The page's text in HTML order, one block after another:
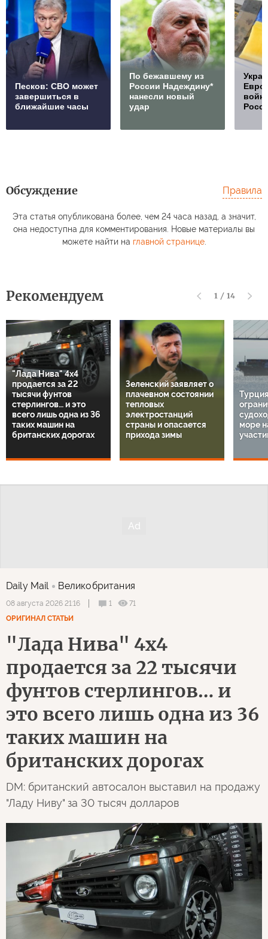
Песков: СВО может
завершиться в
ближайшие часы
По бежавшему из
России Надеждину*
нанесли новый
удар
Обсуждение Правила
Эта статья опубликована более, чем 24 часа назад, а значит,
она недоступна для комментирования. Новые материалы вы
можете найти на главной странице.
Рекомендуем 1 / 14
"Лада Нива" 4х4
продается за 22
тысячи фунтов
стерлингов… и это
всего лишь одна из 36
таких машин на
британских дорогах
Зеленский заявляет о
плачевном состоянии
тепловых
электростанций
страны и опасается
прихода зимы
море
Daily Mail Великобритания
08 августа 2026 21:16 1
71
ОРИГИНАЛ СТАТЬИ
"Лада Нива" 4х4
продается за 22 тысячи
фунтов стерлингов… и
это всего лишь одна из 36
таких машин на
британских дорогах
DM: британский автосалон выставил на продажу
"Ладу Ниву" за 30 тысяч долларов